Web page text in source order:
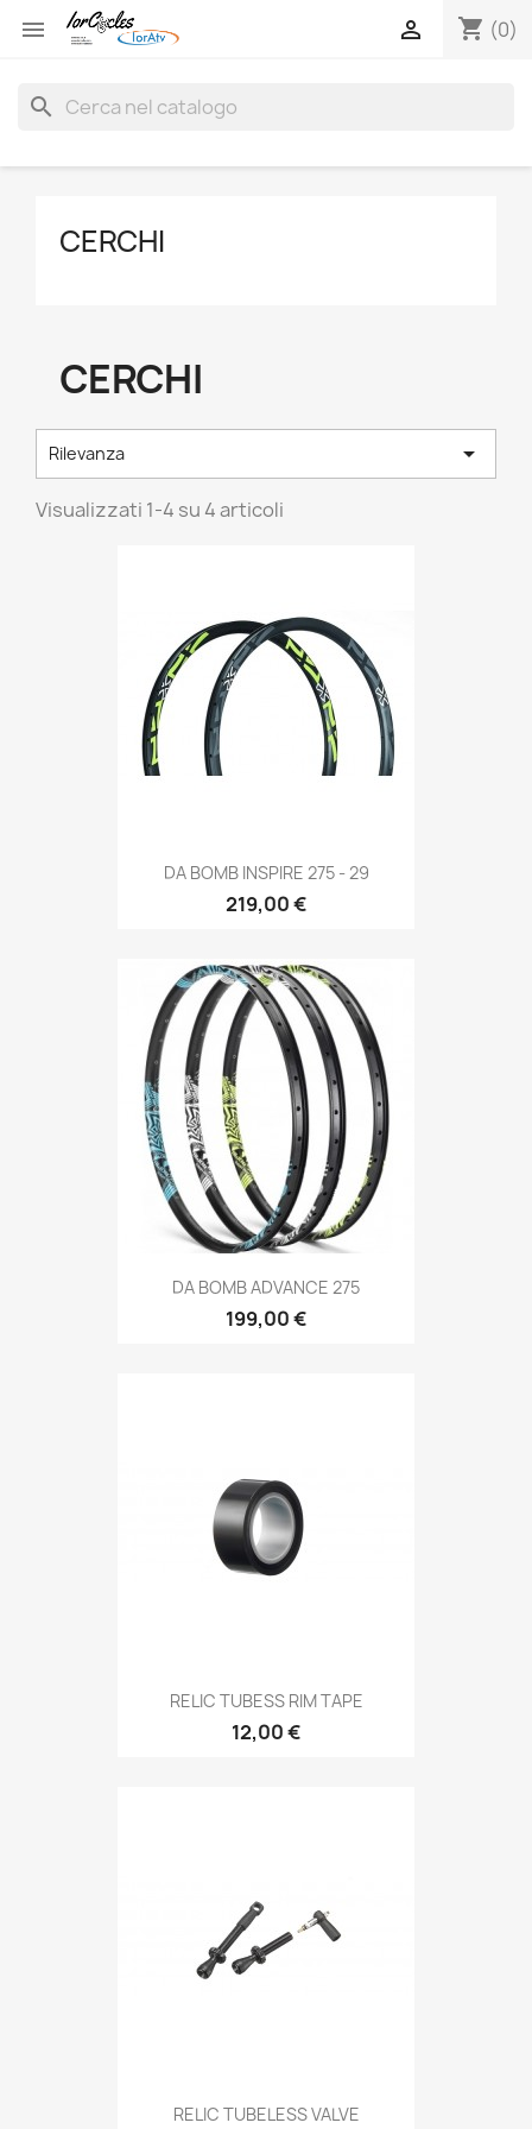
 shopping_cart (0)

search
CERCHI
CERCHI
Rilevanza 
Visualizzati 1-4 su 4 articoli
DA BOMB INSPIRE 275 - 29
219,00 €
DA BOMB ADVANCE 275
199,00 €
RELIC TUBESS RIM TAPE
12,00 €
RELIC TUBELESS VALVE